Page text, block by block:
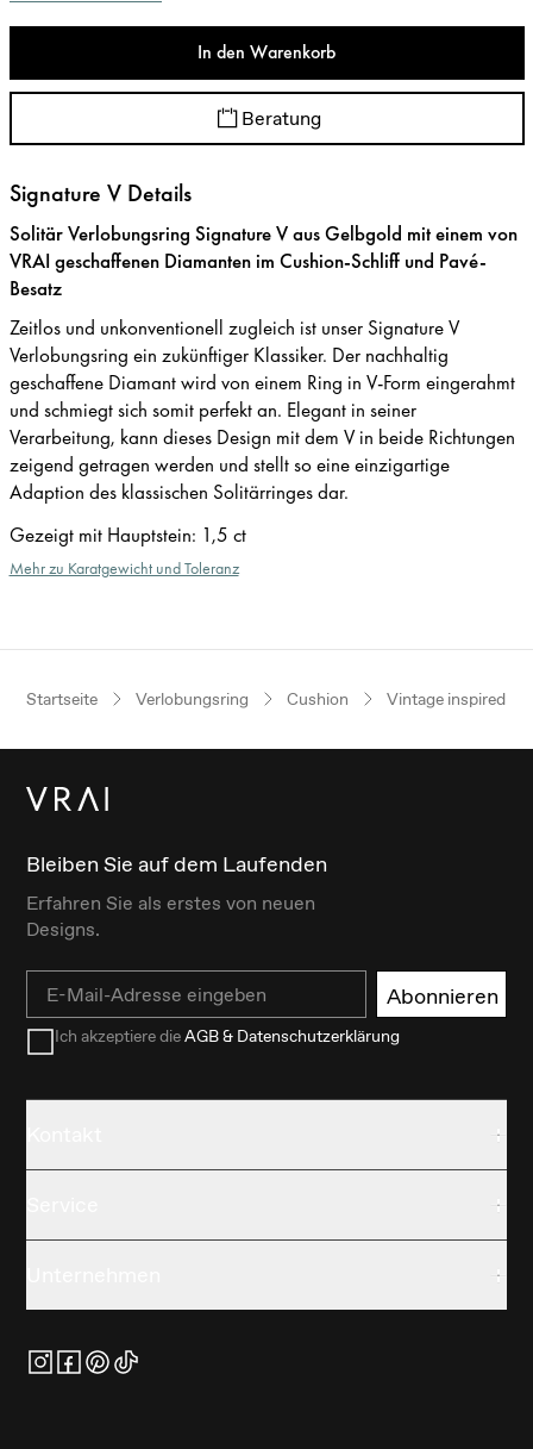
In den Warenkorb
Beratung
Signature V Details
Solitär Verlobungsring Signature V aus Gelbgold mit einem von
VRAI geschaffenen Diamanten im Cushion-Schliff und Pavé-
Besatz
Zeitlos und unkonventionell zugleich ist unser Signature V
Verlobungsring ein zukünftiger Klassiker. Der nachhaltig
geschaffene Diamant wird von einem Ring in V-Form eingerahmt
und schmiegt sich somit perfekt an. Elegant in seiner
Verarbeitung, kann dieses Design mit dem V in beide Richtungen
zeigend getragen werden und stellt so eine einzigartige
Adaption des klassischen Solitärringes dar.
Gezeigt mit Hauptstein: 1,5 ct
Mehr zu Karatgewicht und Toleranz
Startseite Verlobungsring Cushion Vintage inspired
Bleiben Sie auf dem Laufenden
Erfahren Sie als erstes von neuen
Designs.
Email Abonnieren
Ich akzeptiere dieAGB & Datenschutzerklärung